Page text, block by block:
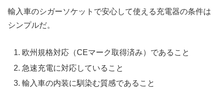
輸入車のシガーソケットで安心して使える充電器の条件は
シンプルだ。
欧州規格対応（CEマーク取得済み）であること
急速充電に対応していること
輸入車の内装に馴染む質感であること